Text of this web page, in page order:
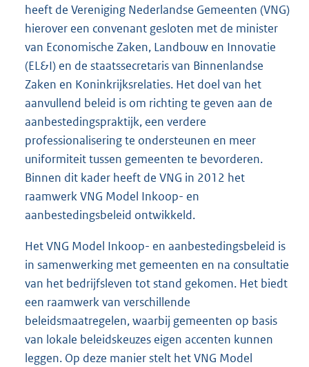
heeft de Vereniging Nederlandse Gemeenten (VNG)
hierover een convenant gesloten met de minister
van Economische Zaken, Landbouw en Innovatie
(EL&I) en de staatssecretaris van Binnenlandse
Zaken en Koninkrijksrelaties. Het doel van het
aanvullend beleid is om richting te geven aan de
aanbestedingspraktijk, een verdere
professionalisering te ondersteunen en meer
uniformiteit tussen gemeenten te bevorderen.
Binnen dit kader heeft de VNG in 2012 het
raamwerk VNG Model Inkoop- en
aanbestedingsbeleid ontwikkeld.
Het VNG Model Inkoop- en aanbestedingsbeleid is
in samenwerking met gemeenten en na consultatie
van het bedrijfsleven tot stand gekomen. Het biedt
een raamwerk van verschillende
beleidsmaatregelen, waarbij gemeenten op basis
van lokale beleidskeuzes eigen accenten kunnen
leggen. Op deze manier stelt het VNG Model